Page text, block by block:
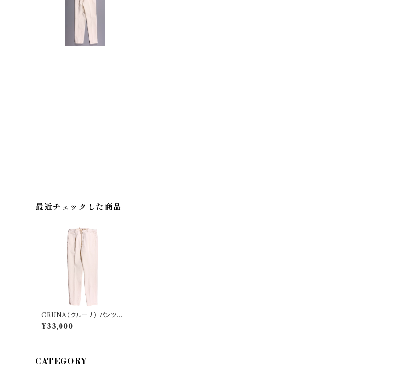
最近チェックした商品
CRUNA（クルーナ） パンツ
S.MITTE.1152 35220
¥33,000
CATEGORY